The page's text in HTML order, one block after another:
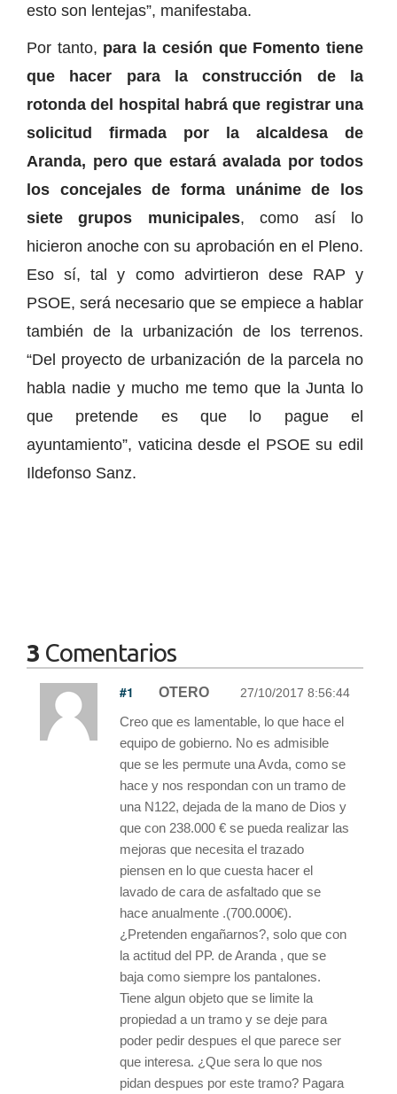
esto son lentejas”, manifestaba.
Por tanto, para la cesión que Fomento tiene
que hacer para la construcción de la
rotonda del hospital habrá que registrar una
solicitud firmada por la alcaldesa de
Aranda, pero que estará avalada por todos
los concejales de forma unánime de los
siete grupos municipales, como así lo
hicieron anoche con su aprobación en el Pleno.
Eso sí, tal y como advirtieron dese RAP y
PSOE, será necesario que se empiece a hablar
también de la urbanización de los terrenos.
“Del proyecto de urbanización de la parcela no
habla nadie y mucho me temo que la Junta lo
que pretende es que lo pague el
ayuntamiento”, vaticina desde el PSOE su edil
Ildefonso Sanz.
3 Comentarios
#1 OTERO 27/10/2017 8:56:44
Creo que es lamentable, lo que hace el
equipo de gobierno. No es admisible
que se les permute una Avda, como se
hace y nos respondan con un tramo de
una N122, dejada de la mano de Dios y
que con 238.000 € se pueda realizar las
mejoras que necesita el trazado
piensen en lo que cuesta hacer el
lavado de cara de asfaltado que se
hace anualmente .(700.000€).
¿Pretenden engañarnos?, solo que con
la actitud del PP. de Aranda , que se
baja como siempre los pantalones.
Tiene algun objeto que se limite la
propiedad a un tramo y se deje para
poder pedir despues el que parece ser
que interesa. ¿Que sera lo que nos
pidan despues por este tramo? Pagara